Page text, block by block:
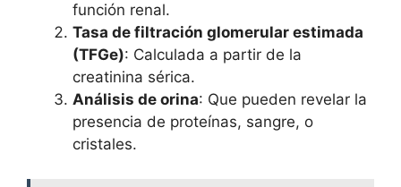
función renal.
Tasa de filtración glomerular estimada
(TFGe): Calculada a partir de la
creatinina sérica.
Análisis de orina: Que pueden revelar la
presencia de proteínas, sangre, o
cristales.